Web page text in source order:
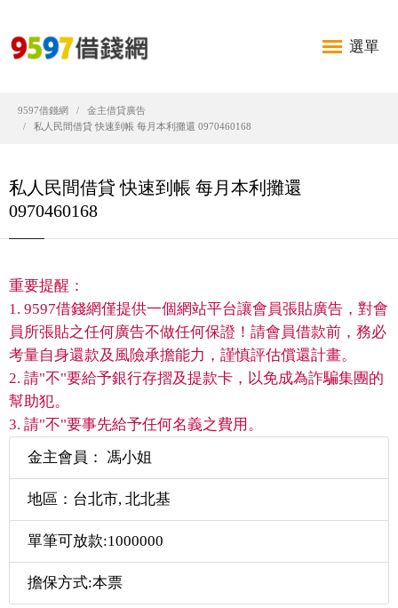
選單
9597借錢網
金主借貸廣告
私人民間借貸 快速到帳 每月本利攤還 0970460168
私人民間借貸 快速到帳 每月本利攤還
0970460168
重要提醒：
1. 9597借錢網僅提供一個網站平台讓會員張貼廣告，對會
員所張貼之任何廣告不做任何保證！請會員借款前，務必
考量自身還款及風險承擔能力，謹慎評估償還計畫。
2. 請"不"要給予銀行存摺及提款卡，以免成為詐騙集團的
幫助犯。
3. 請"不"要事先給予任何名義之費用。
金主會員： 馮小姐
地區：台北市, 北北基
單筆可放款:1000000
擔保方式:本票